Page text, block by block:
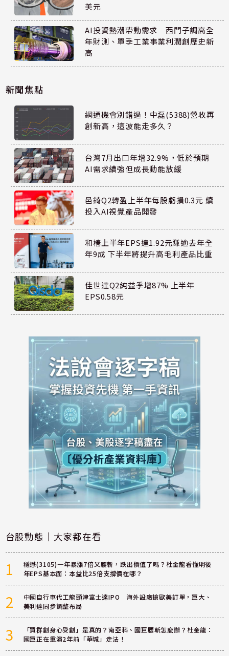
美元
AI投資熱潮帶動需求 西門子調高全
年財測、單季工業事業利潤創歷史新
高
新聞焦點
網通機會別錯過！中磊(5388)營收再
創新高，這波能走多久？
台灣7月出口年增32.9%，低於預期
AI需求續強但成長動能放緩
邑錡Q2轉盈上半年每股虧損0.3元 續
投入AI視覺產品開發
和椿上半年EPS達1.92元賺逾去年全
年9成 下半年將提升高毛利產品比重
佳世達Q2純益季增87% 上半年
EPS0.58元
台股動態｜大家都在看
1
穩懋(3105)一年暴漲7倍又腰斬，跌出價值了嗎？杜金龍看懂明後
年EPS基本面：本益比25倍支撐價在哪？
2
中國自行車代工龍頭津富士達IPO 海外設廠搶歐美訂單，巨大、
美利達同步調整布局
3
「買群創身心受創」是真的？南亞科、國巨腰斬怎麼辦？杜金龍：
國巨正在重演2年前「華城」走法！